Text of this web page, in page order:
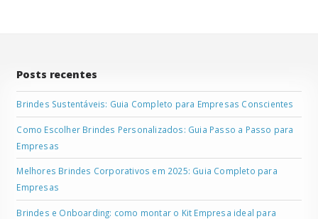
Posts recentes
Brindes Sustentáveis: Guia Completo para Empresas Conscientes
Como Escolher Brindes Personalizados: Guia Passo a Passo para
Empresas
Melhores Brindes Corporativos em 2025: Guia Completo para
Empresas
Brindes e Onboarding: como montar o Kit Empresa ideal para